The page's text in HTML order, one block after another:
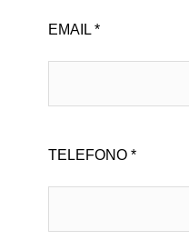
EMAIL *
TELEFONO *